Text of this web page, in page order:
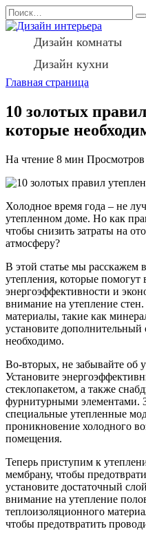
Перейти
к
содержанию
Search
for:
Дизайн комнаты
Дизайн кухни
Главная страница
10 золотых
которые
На чтение 8 мин Просмотров
Холодное время года – не
утепленном доме. Но как
чтобы снизить затраты на
атмосферу?
В этой статье мы расскажем
утепления, которые
энергоэффективности и
внимание на утепление
материалы, такие как
установите дополнительный
необходимо.
Во-вторых, не забывайте об
Установите
стеклопакетом, а также
фурнитурными элементами.
специальные утепленные
проникновение холодного
помещения.
Теперь приступим к
мембрану, чтобы
установите достаточный
внимание на утепление
теплоизоляционного
чтобы предотвратить